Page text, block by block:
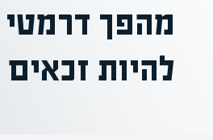
מהפך דרמטי
להיות זכאים